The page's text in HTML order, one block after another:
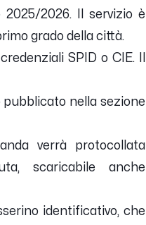
2026. Il servizio è
grado della città.
SPID o CIE. Il
pubblicato nella sezione
verrà protocollata
scaricabile anche
identificativo, che